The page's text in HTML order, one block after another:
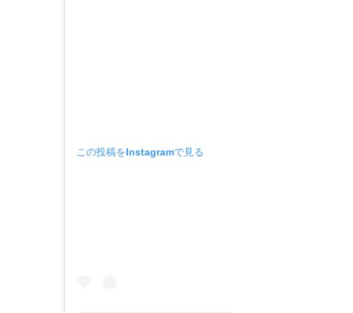
この投稿をInstagramで見る